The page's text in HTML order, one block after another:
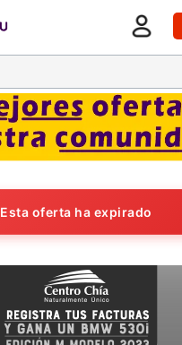
Esta oferta ha expirado